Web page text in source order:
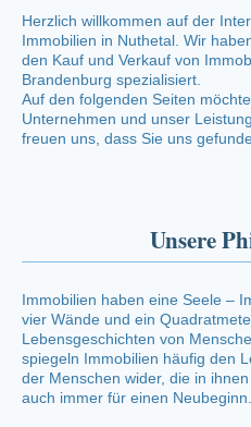
Herzlich willkommen auf der
Immobilien in Nuthetal. Wir
den Kauf und Verkauf von
Brandenburg spezialisiert.
Auf den folgenden Seiten
Unternehmen und unser
freuen uns, dass Sie uns
Unsere
Immobilien haben eine Seele –
vier Wände und ein
Lebensgeschichten von
spiegeln Immobilien häufig den
der Menschen wider, die in
auch immer für einen Neubeginn.